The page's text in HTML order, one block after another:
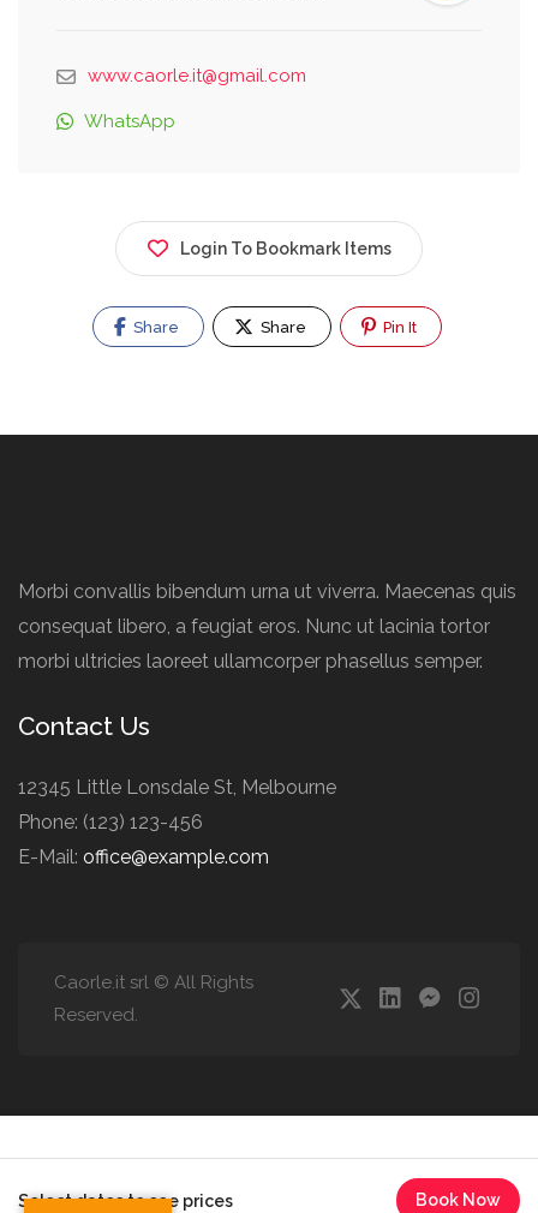
www.caorle.it@gmail.com
WhatsApp
Login To Bookmark Items
Share Share Pin It
Morbi convallis bibendum urna ut viverra. Maecenas quis
consequat libero, a feugiat eros. Nunc ut lacinia tortor
morbi ultricies laoreet ullamcorper phasellus semper.
Contact Us
12345 Little Lonsdale St, Melbourne
Phone: (123) 123-456
E-Mail: office@example.com
Caorle.it srl © All Rights
Reserved.
Select dates to see prices Book Now